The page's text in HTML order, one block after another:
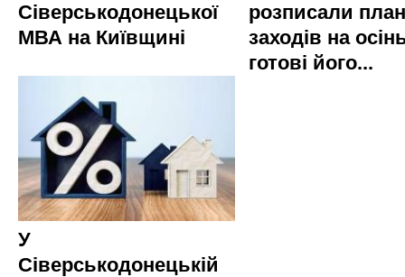
Сіверськодонецької
МВА на Київщині
розписали план
заходів на
готові його...
У
Сіверськодонецькій